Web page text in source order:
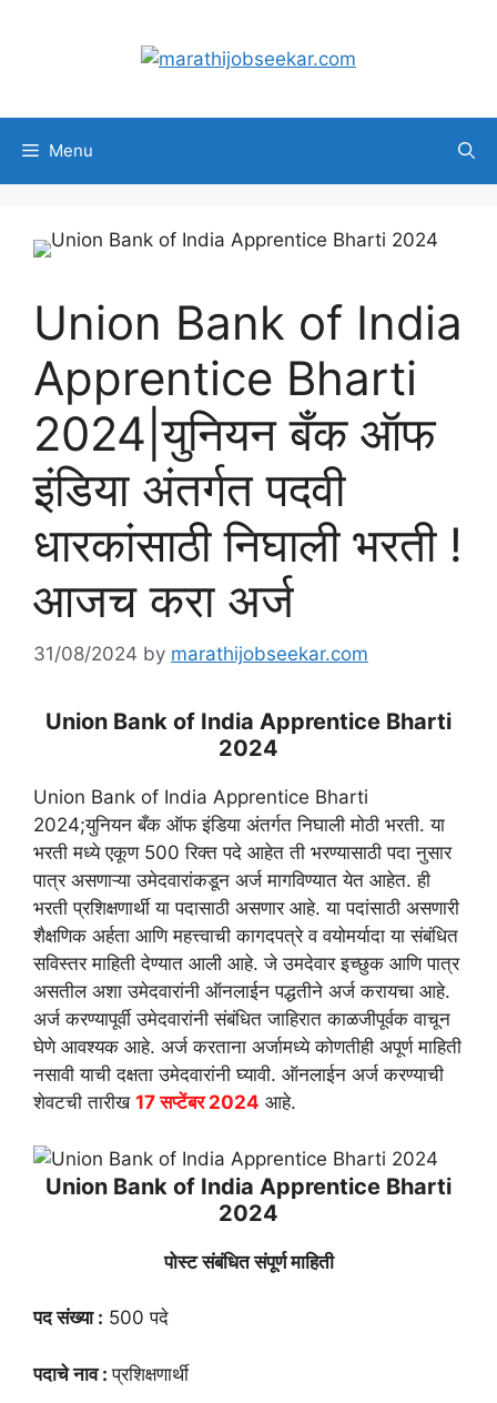
Menu
Union Bank of India
Apprentice Bharti
2024|युनियन बँक ऑफ
इंडिया अंतर्गत पदवी
धारकांसाठी निघाली भरती !
आजच करा अर्ज
31/08/2024 by marathijobseekar.com
Union Bank of India Apprentice Bharti
2024
Union Bank of India Apprentice Bharti
2024;युनियन बँक ऑफ इंडिया अंतर्गत निघाली मोठी भरती. या
भरती मध्ये एकूण 500 रिक्त पदे आहेत ती भरण्यासाठी पदा नुसार
पात्र असणाऱ्या उमेदवारांकडून अर्ज मागविण्यात येत आहेत. ही
भरती प्रशिक्षणार्थी या पदासाठी असणार आहे. या पदांसाठी असणारी
शैक्षणिक अर्हता आणि महत्त्वाची कागदपत्रे व वयोमर्यादा या संबंधित
सविस्तर माहिती देण्यात आली आहे. जे उमदेवार इच्छुक आणि पात्र
असतील अशा उमेदवारांनी ऑनलाईन पद्धतीने अर्ज करायचा आहे.
अर्ज करण्यापूर्वी उमेदवारांनी संबंधित जाहिरात काळजीपूर्वक वाचून
घेणे आवश्यक आहे. अर्ज करताना अर्जामध्ये कोणतीही अपूर्ण माहिती
नसावी याची दक्षता उमेदवारांनी घ्यावी. ऑनलाईन अर्ज करण्याची
शेवटची तारीख 17 सप्टेंबर 2024 आहे.
Union Bank of India Apprentice Bharti
2024
पोस्ट संबंधित संपूर्ण माहिती
पद संख्या : 500 पदे
पदाचे नाव :प्रशिक्षणार्थी